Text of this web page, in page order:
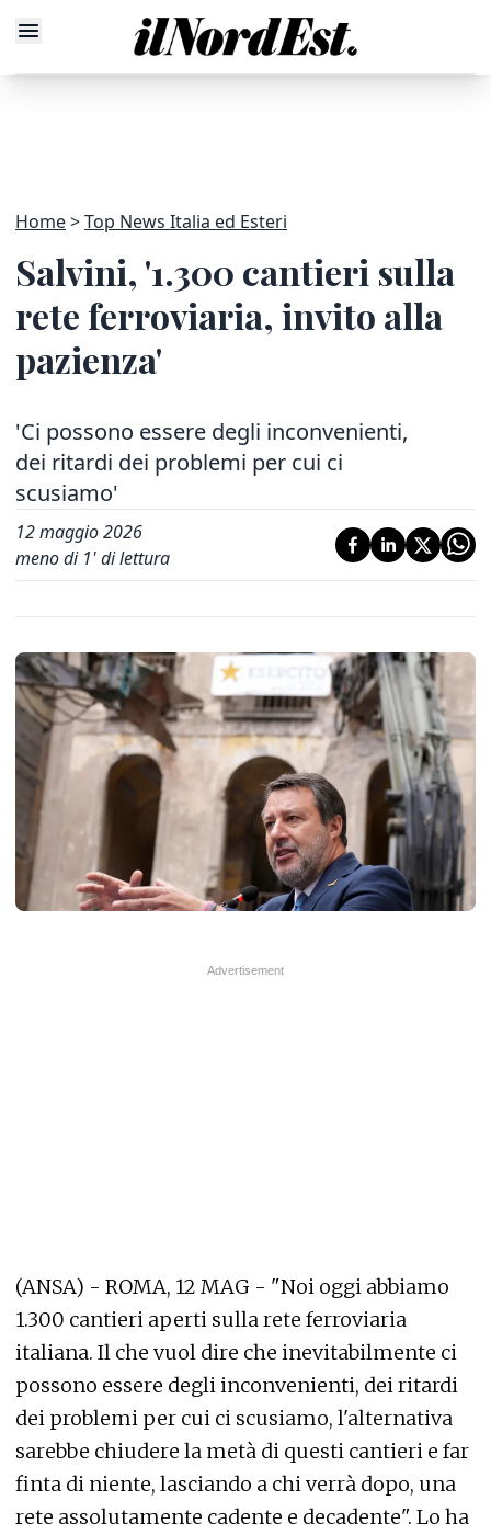
Home Top News Italia ed Esteri
Salvini, '1.300 cantieri sulla
rete ferroviaria, invito alla
pazienza'
'Ci possono essere degli inconvenienti,
dei ritardi dei problemi per cui ci
scusiamo'
12 maggio 2026
meno di 1' di lettura
(ANSA) - ROMA, 12 MAG - "Noi oggi abbiamo
1.300 cantieri aperti sulla rete ferroviaria
italiana. Il che vuol dire che inevitabilmente ci
possono essere degli inconvenienti, dei ritardi
dei problemi per cui ci scusiamo, l'alternativa
sarebbe chiudere la metà di questi cantieri e far
finta di niente, lasciando a chi verrà dopo, una
rete assolutamente cadente e decadente". Lo ha